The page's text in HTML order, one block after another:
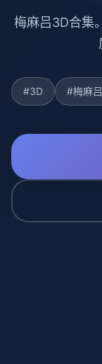
梅麻吕3D合集
#3D #梅麻吕